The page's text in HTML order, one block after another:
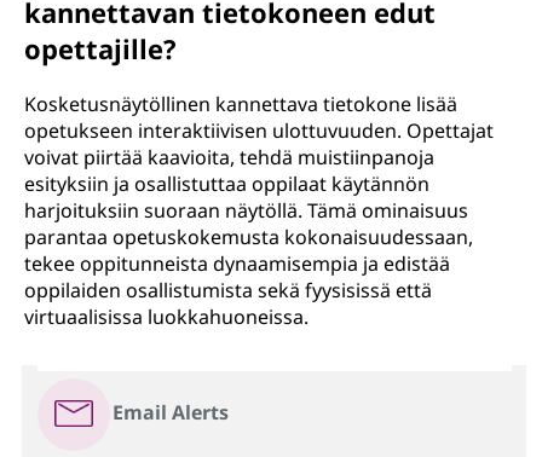
kannettavan tietokoneen edut
opettajille?
Kosketusnäytöllinen kannettava tietokone lisää
opetukseen interaktiivisen ulottuvuuden. Opettajat
voivat piirtää kaavioita, tehdä muistiinpanoja
esityksiin ja osallistuttaa oppilaat käytännön
harjoituksiin suoraan näytöllä. Tämä ominaisuus
parantaa opetuskokemusta kokonaisuudessaan,
tekee oppitunneista dynaamisempia ja edistää
oppilaiden osallistumista sekä fyysisissä että
virtuaalisissa luokkahuoneissa.
Email Alerts